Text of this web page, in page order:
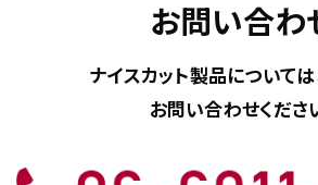
お問い合わ
ナイスカット製品については
お問い合わせくださ